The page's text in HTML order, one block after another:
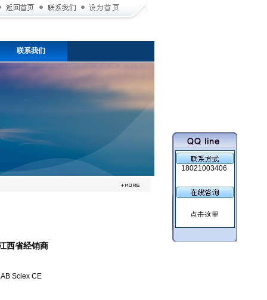
联系我们
18021003406
西省经销商
Sciex CE